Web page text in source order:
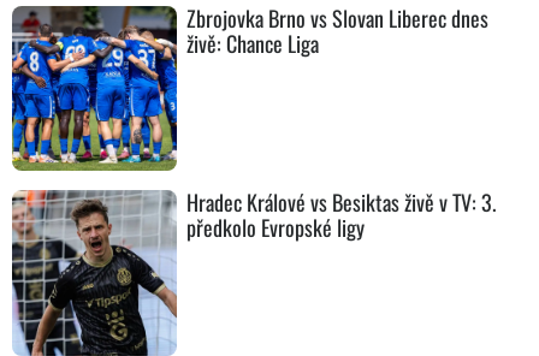
Zbrojovka Brno vs Slovan Liberec dnes
živě: Chance Liga
Hradec Králové vs Besiktas živě v TV: 3.
předkolo Evropské ligy